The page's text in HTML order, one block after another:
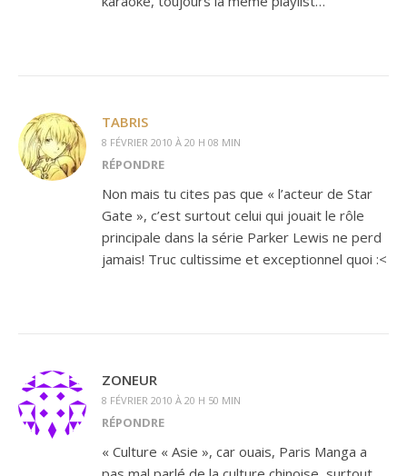
TABRIS
8 FÉVRIER 2010 À 20 H 08 MIN
RÉPONDRE
Non mais tu cites pas que « l’acteur de Star
Gate », c’est surtout celui qui jouait le rôle
principale dans la série Parker Lewis ne perd
jamais! Truc cultissime et exceptionnel quoi :<
ZONEUR
8 FÉVRIER 2010 À 20 H 50 MIN
RÉPONDRE
« Culture « Asie », car ouais, Paris Manga a